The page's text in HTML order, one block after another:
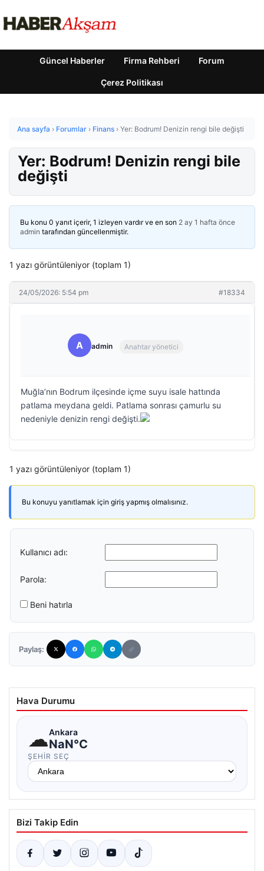
Güncel Haberler Firma Rehberi Forum
Çerez Politikası
Ana sayfa › Forumlar › Finans › Yer: Bodrum! Denizin rengi bile değişti
Yer: Bodrum! Denizin rengi bile
değişti
Bu konu 0 yanıt içerir, 1 izleyen vardır ve en son 2 ay 1 hafta önce
admin tarafından güncellenmiştir.
1 yazı görüntüleniyor (toplam 1)
24/05/2026: 5:54 pm #18334
A admin Anahtar yönetici
Muğla’nın Bodrum ilçesinde içme suyu isale hattında
patlama meydana geldi. Patlama sonrası çamurlu su
nedeniyle denizin rengi değişti.
1 yazı görüntüleniyor (toplam 1)
Bu konuyu yanıtlamak için giriş yapmış olmalısınız.
Kullanıcı adı:
Parola:
Beni hatırla
Paylaş:
Hava Durumu
☁Ankara
NaN°C
ŞEHIR SEÇ
Bizi Takip Edin